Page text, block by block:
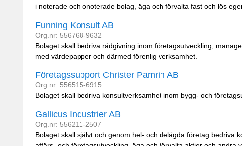
i noterade och onoterade bolag, äga och förvalta fast och lös
Funning Konsult AB
Org.nr: 556768-9632
Bolaget skall bedriva rådgivning inom företagsutveckling,
med värdepapper och därmed förenlig verksamhet.
Företagssupport Christer Pamrin AB
Org.nr: 556515-6915
Bolaget skall bedriva konsultverksamhet inom bygg- och
Gallicus Industrier AB
Org.nr: 556211-2507
Bolaget skall självt och genom hel- och delägda företag bedriva